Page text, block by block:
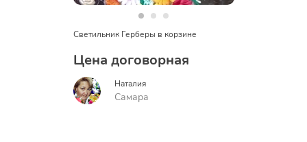
Светильник Герберы в корзине
Цена договорная
Наталия
Самара